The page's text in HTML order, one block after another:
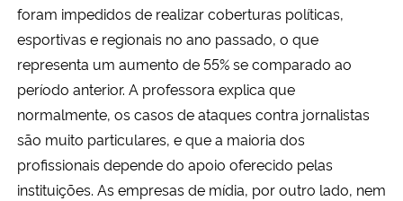
foram impedidos de realizar coberturas políticas,
esportivas e regionais no ano passado, o que
representa um aumento de 55% se comparado ao
período anterior. A professora explica que
normalmente, os casos de ataques contra jornalistas
são muito particulares, e que a maioria dos
profissionais depende do apoio oferecido pelas
instituições. As empresas de mídia, por outro lado, nem